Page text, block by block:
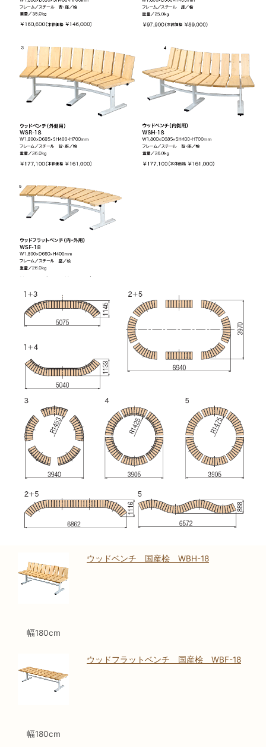
幅180cm
ウッドベンチ 国産桧 WBH-18
幅180cm
ウッドフラットベンチ 国産桧 WBF-18